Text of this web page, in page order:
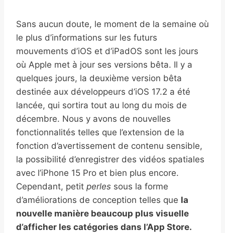
Sans aucun doute, le moment de la semaine où
le plus d’informations sur les futurs
mouvements d’iOS et d’iPadOS sont les jours
où Apple met à jour ses versions bêta. Il y a
quelques jours, la deuxième version bêta
destinée aux développeurs d’iOS 17.2 a été
lancée, qui sortira tout au long du mois de
décembre. Nous y avons de nouvelles
fonctionnalités telles que l’extension de la
fonction d’avertissement de contenu sensible,
la possibilité d’enregistrer des vidéos spatiales
avec l’iPhone 15 Pro et bien plus encore.
Cependant, petit perles sous la forme
d’améliorations de conception telles que la
nouvelle manière beaucoup plus visuelle
d’afficher les catégories dans l’App Store.